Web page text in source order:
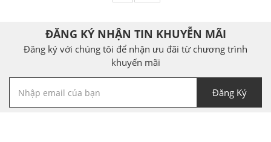
ĐĂNG KÝ NHẬN TIN KHUYỄN MÃI
Đăng ký với chúng tôi để nhận ưu đãi từ chương trình
khuyến mãi
Đăng Ký